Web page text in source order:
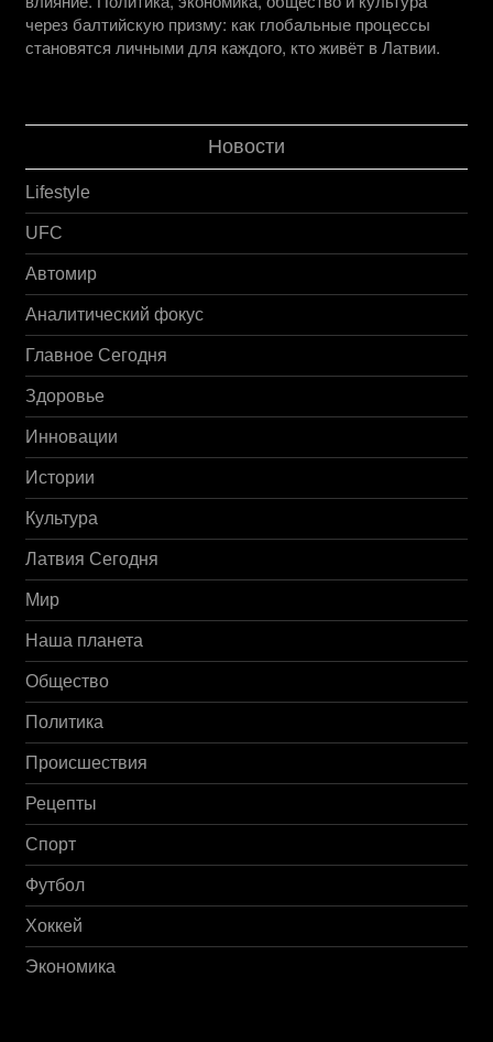
через балтийскую призму: как глобальные процессы
становятся личными для каждого, кто живёт в Латвии.
Новости
Lifestyle
UFC
Автомир
Аналитический фокус
Главное Сегодня
Здоровье
Инновации
Истории
Культура
Латвия Сегодня
Мир
Наша планета
Общество
Политика
Происшествия
Рецепты
Спорт
Футбол
Хоккей
Экономика